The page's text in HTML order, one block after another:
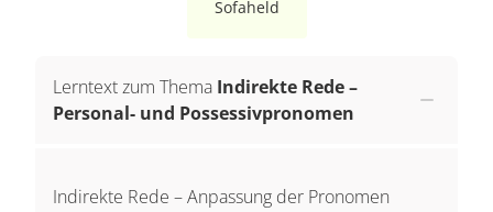
Sofaheld
Lerntext zum Thema Indirekte Rede –
Personal- und Possessivpronomen
Indirekte Rede – Anpassung der Pronomen